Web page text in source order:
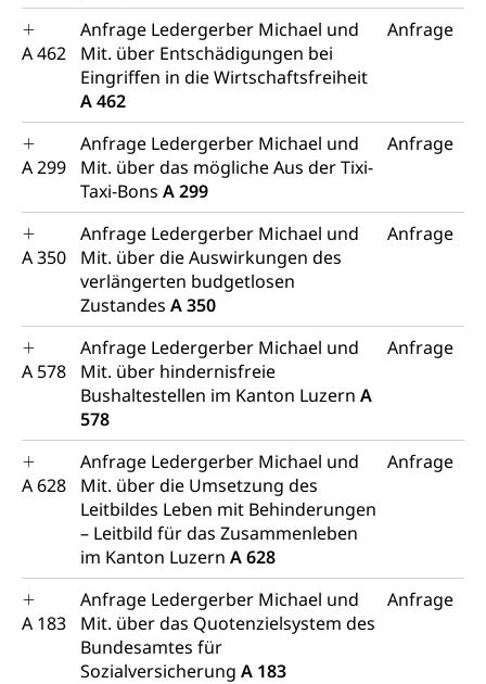
A 462
Anfrage Ledergerber Michael und
Mit. über Entschädigungen bei
Eingriffen in die Wirtschaftsfreiheit
A 462
Anfrage
A 299
Anfrage Ledergerber Michael und
Mit. über das mögliche Aus der Tixi-
Taxi-Bons A 299
Anfrage
A 350
Anfrage Ledergerber Michael und
Mit. über die Auswirkungen des
verlängerten budgetlosen
Zustandes A 350
Anfrage
A 578
Anfrage Ledergerber Michael und
Mit. über hindernisfreie
Bushaltestellen im Kanton Luzern A
578
Anfrage
A 628
Anfrage Ledergerber Michael und
Mit. über die Umsetzung des
Leitbildes Leben mit Behinderungen
– Leitbild für das Zusammenleben
im Kanton Luzern A 628
Anfrage
A 183
Anfrage Ledergerber Michael und
Mit. über das Quotenzielsystem des
Bundesamtes für
Sozialversicherung A 183
Anfrage